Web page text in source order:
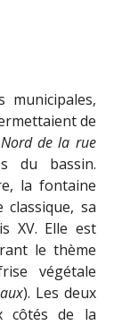
municipales,
de
de la rue
du bassin.
la fontaine
sa
XV. Elle est
le thème
végétale
). Les deux
côtés de la